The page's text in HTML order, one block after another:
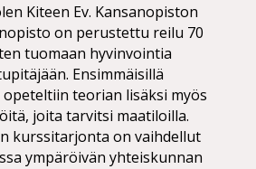
Kiteen Ev. Kansanopiston
on perustettu reilu 70
tuomaan hyvinvointia
Ensimmäisillä
teorian lisäksi myös
joita tarvitsi maatiloilla.
kurssitarjonta on vaihdellut
ympäröivän yhteiskunnan